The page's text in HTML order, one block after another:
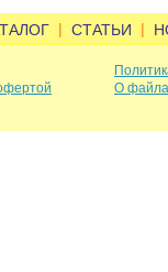
| СТАТЬИ |
О